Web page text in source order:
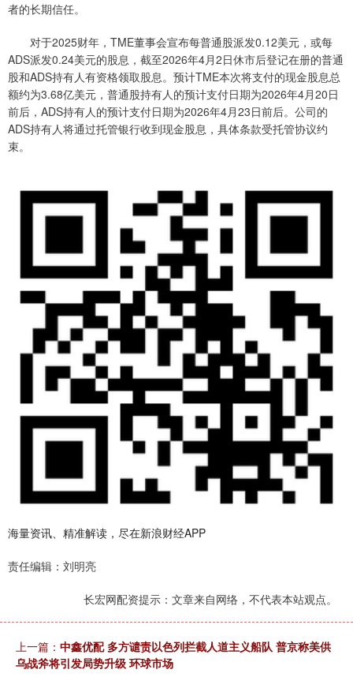
者的长期信任。
对于2025财年，TME董事会宣布每普通股派发0.12美元，或每
ADS派发0.24美元的股息，截至2026年4月2日休市后登记在册的普通
股和ADS持有人有资格领取股息。预计TME本次将支付的现金股息总
额约为3.68亿美元，普通股持有人的预计支付日期为2026年4月20日
前后，ADS持有人的预计支付日期为2026年4月23日前后。公司的
ADS持有人将通过托管银行收到现金股息，具体条款受托管协议约
束。
海量资讯、精准解读，尽在新浪财经APP
责任编辑：刘明亮
长宏网配资提示：文章来自网络，不代表本站观点。
上一篇： 中鑫优配 多方谴责以色列拦截人道主义船队 普京称美供
乌战斧将引发局势升级 环球市场